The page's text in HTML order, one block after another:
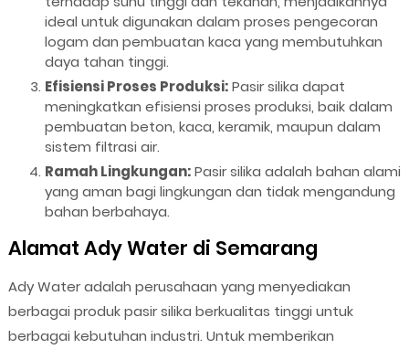
ideal untuk digunakan dalam proses pengecoran
logam dan pembuatan kaca yang membutuhkan
daya tahan tinggi.
Efisiensi Proses Produksi:Pasir silika dapat
meningkatkan efisiensi proses produksi, baik dalam
pembuatan beton, kaca, keramik, maupun dalam
sistem filtrasi air.
Ramah Lingkungan:Pasir silika adalah bahan alami
yang aman bagi lingkungan dan tidak mengandung
bahan berbahaya.
Alamat Ady Water di Semarang
Ady Water adalah perusahaan yang menyediakan
berbagai produk pasir silika berkualitas tinggi untuk
berbagai kebutuhan industri. Untuk memberikan